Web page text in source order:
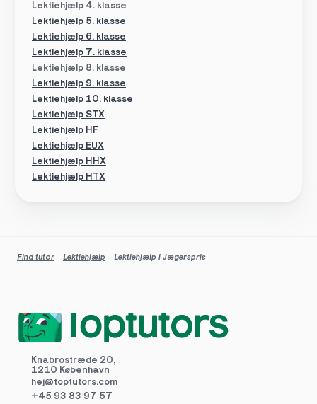
Lektiehjælp 4. klasse
Lektiehjælp 5. klasse
Lektiehjælp 8. klasse
Lektiehjælp 6. klasse
Lektiehjælp 7. klasse
Lektiehjælp 9. klasse
Lektiehjælp 10. klasse
Lektiehjælp HF
Lektiehjælp EUX
Lektiehjælp STX
Lektiehjælp HHX
Lektiehjælp HTX
Find tutor Lektiehjælp Lektiehjælp i Jægerspris
Knabrostræde 20,
1210 København
hej@toptutors.com
+45 93 83 97 57